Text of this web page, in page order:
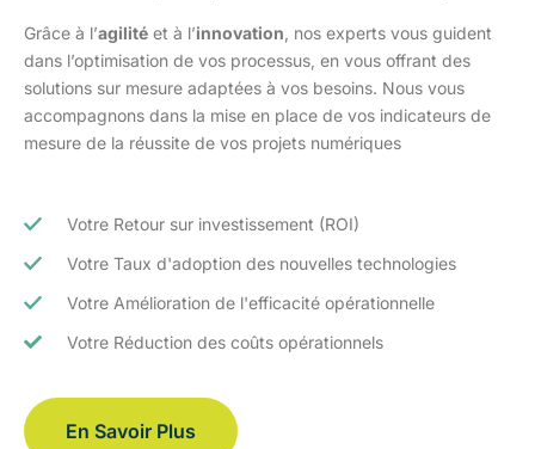
Grâce à l’agilité et à l’innovation , nos experts vous guident
dans l’optimisation de vos processus, en vous offrant des
solutions sur mesure adaptées à vos besoins. Nous vous
accompagnons dans la mise en place de vos indicateurs de
mesure de la réussite de vos projets numériques
Votre Retour sur investissement (ROI)
Votre Taux d'adoption des nouvelles technologies
Votre Amélioration de l'efficacité opérationnelle
Votre Réduction des coûts opérationnels
En Savoir Plus